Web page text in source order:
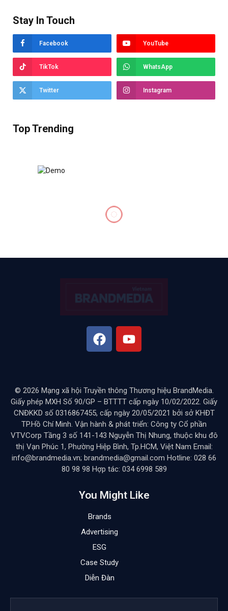
Stay In Touch
Facebook YouTube
TikTok WhatsApp
Twitter Instagram
Top Trending
© 2026 Mạng xã hội Truyền thông Thương hiệu BrandMedia.
Giấy phép MXH Số 90/GP – BTTTT cấp ngày 10/02/2022. Giấy
CNĐKKD số 0316867455, cấp ngày 20/05/2021 bởi sở KHĐT
TP.Hồ Chí Minh. Vận hành & phát triển: Công ty Cổ phần
VTVCorp Tầng 3 số 141-143 Nguyễn Thị Nhung, thuộc khu đô
thị Vạn Phúc 1, Phường Hiệp Bình, Tp.HCM, Việt Nam Email:
info@brandmedia.vn; brandmedia@gmail.com Hotline: 028 66
80 98 98 Hợp tác: 034 6998 589
You Might Like
Brands
Advertising
ESG
Case Study
Diễn Đàn